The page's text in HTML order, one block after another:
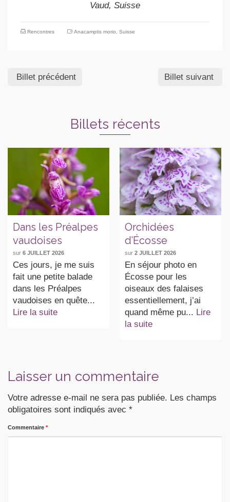
Vaud, Suisse
Rencontres Anacamptis morio Suisse
Billet précédent Billet suivant
Billets récents
Dans les Préalpes
vaudoises
sur 6 JUILLET 2026
Ces jours, je me suis
fait une petite balade
dans les Préalpes
vaudoises en quête...
Lire la suite
Orchidées
d’Écosse
sur 2 JUILLET 2026
En séjour photo en
Écosse pour les
oiseaux des falaises
essentiellement, j’ai
quand même pu... Lire
la suite
Laisser un commentaire
Votre adresse e-mail ne sera pas publiée. Les champs
obligatoires sont indiqués avec *
Commentaire *